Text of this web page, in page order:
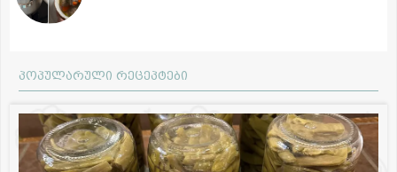
პოპულარული რეცეპტები